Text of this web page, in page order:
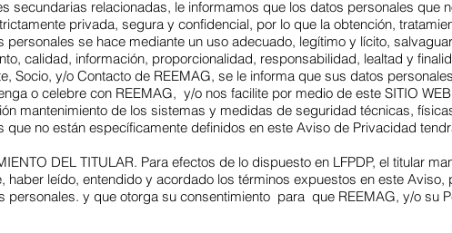
secundarias relacionadas, le informamos que los datos personales que
privada, segura y confidencial, por lo que la obtención,
personales se hace mediante un uso adecuado, legítimo y lícito,
calidad, información, proporcionalidad, responsabilidad, lealtad y
Socio, y/o Contacto de REEMAG, se le informa que sus datos
o celebre con REEMAG, y/o nos facilite por medio de este SITIO
mantenimiento de los sistemas y medidas de seguridad técnicas,
que no están específicamente definidos en este Aviso de Privacidad
DEL TITULAR. Para efectos de lo dispuesto en LFPDP, el titular
haber leído, entendido y acordado los términos expuestos en este
personales. y que otorga su consentimiento para que REEMAG, y/o su